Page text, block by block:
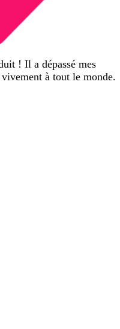
! Il a dépassé mes
à tout le monde.